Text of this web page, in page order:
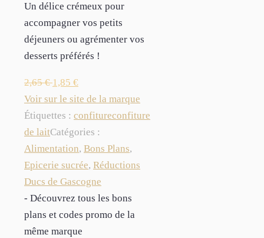
Un délice crémeux pour
accompagner vos petits
déjeuners ou agrémenter vos
desserts préférés !
2,65€ 1,85 €
Voir sur le site de la marque
Étiquettes : confitureconfiture
de laitCatégories :
Alimentation, Bons Plans,
Epicerie sucrée, Réductions
Ducs de Gascogne
- Découvrez tous les bons
plans et codes promo de la
même marque